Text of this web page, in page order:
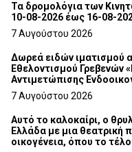
Τα δρομολόγια των
10-08-2026 έως 16-08-
7 Αυγούστου 2026
Δωρεά ειδών ιματισμού
Εθελοντισμού Γρεβενών
Αντιμετώπισης
Τμήματος Γρεβενών
7 Αυγούστου 2026
Αυτό το καλοκαίρι, ο
Ελλάδα με μια θεατρική
οικογένεια,